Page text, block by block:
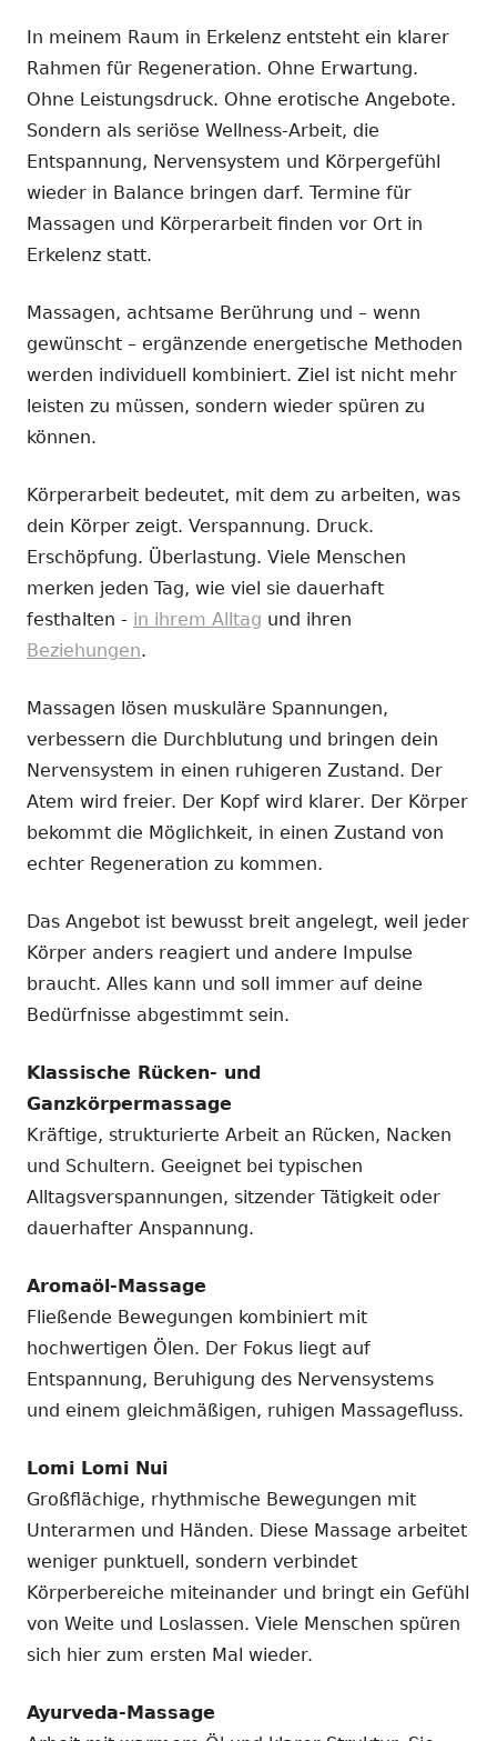
In meinem Raum in Erkelenz entsteht ein klarer
Rahmen für Regeneration. Ohne Erwartung.
Ohne Leistungsdruck. Ohne erotische Angebote.
Sondern als seriöse Wellness-Arbeit, die
Entspannung, Nervensystem und Körpergefühl
wieder in Balance bringen darf. Termine für
Massagen und Körperarbeit finden vor Ort in
Erkelenz statt.
Massagen, achtsame Berührung und – wenn
gewünscht – ergänzende energetische Methoden
werden individuell kombiniert. Ziel ist nicht mehr
leisten zu müssen, sondern wieder spüren zu
können.
Körperarbeit bedeutet, mit dem zu arbeiten, was
dein Körper zeigt. Verspannung. Druck.
Erschöpfung. Überlastung. Viele Menschen
merken jeden Tag, wie viel sie dauerhaft
festhalten - in ihrem Alltag und ihren
Beziehungen.
Massagen lösen muskuläre Spannungen,
verbessern die Durchblutung und bringen dein
Nervensystem in einen ruhigeren Zustand. Der
Atem wird freier. Der Kopf wird klarer. Der Körper
bekommt die Möglichkeit, in einen Zustand von
echter Regeneration zu kommen.
Das Angebot ist bewusst breit angelegt, weil jeder
Körper anders reagiert und andere Impulse
braucht. Alles kann und soll immer auf deine
Bedürfnisse abgestimmt sein.
Klassische Rücken- und
Ganzkörpermassage
Kräftige, strukturierte Arbeit an Rücken, Nacken
und Schultern. Geeignet bei typischen
Alltagsverspannungen, sitzender Tätigkeit oder
dauerhafter Anspannung.
Aromaöl-Massage
Fließende Bewegungen kombiniert mit
hochwertigen Ölen. Der Fokus liegt auf
Entspannung, Beruhigung des Nervensystems
und einem gleichmäßigen, ruhigen Massagefluss.
Lomi Lomi Nui
Großflächige, rhythmische Bewegungen mit
Unterarmen und Händen. Diese Massage arbeitet
weniger punktuell, sondern verbindet
Körperbereiche miteinander und bringt ein Gefühl
von Weite und Loslassen. Viele Menschen spüren
sich hier zum ersten Mal wieder.
Ayurveda-Massage